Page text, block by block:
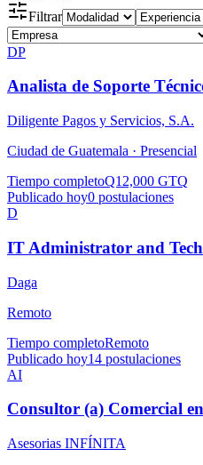
Filtrar
DP
Analista de Soporte
Diligente Pagos y Servicios, S.A.
Ciudad de Guatemala · Presencial
Tiempo completoQ12,000 GTQ
Publicado hoy0 postulaciones
D
IT Administrator and
Daga
Remoto
Tiempo completoRemoto
Publicado hoy14 postulaciones
AI
Consultor (a) Comercial
Asesorias INFÍNITA